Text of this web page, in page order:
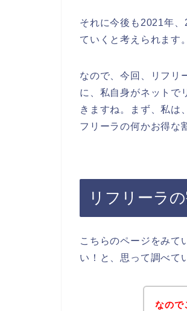
それに今後も2021年
ていくと考えられます。
なので、今回、リフリ
に、私自身がネットで
きますね。まず、私は
フリーラの何かお得な
リフリーラ
こちらのページをみて
い！と、思って調べて
なので